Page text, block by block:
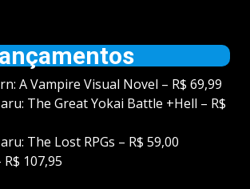
A Vampire Visual Novel – R$ 69,99
The Great Yokai Battle +Hell – R$
The Lost RPGs – R$ 59,00
107,95